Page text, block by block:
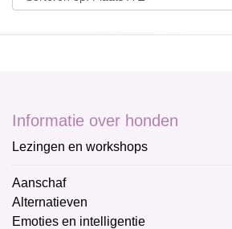
Informatie over honden
Lezingen en workshops
Aanschaf
Alternatieven
Emoties en intelligentie